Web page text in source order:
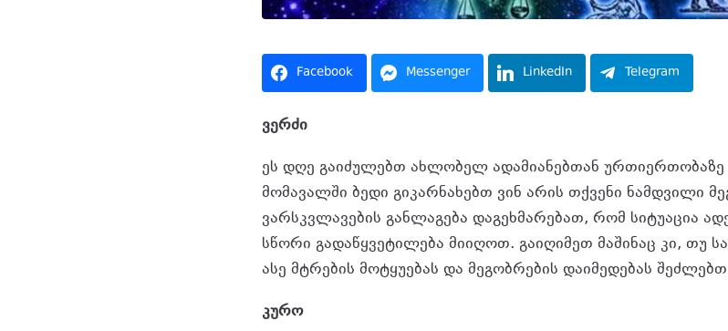
Facebook Messenger LinkedIn Telegram
ვერძი
ეს დღე გაიძულებთ ახლობელ ადამიანებთან
მომავალში ბედი გიკარნახებთ ვინ არის თქვენი ნამდვილი
ვარსკვლავების განლაგება დაგეხმარებათ, რომ სიტუაცია
სწორი გადაწყვეტილება მიიღოთ. გაიღიმეთ მაშინაც კი, თუ
ასე მტრების მოტყუებას და მეგობრების დაიმედებას
კურო